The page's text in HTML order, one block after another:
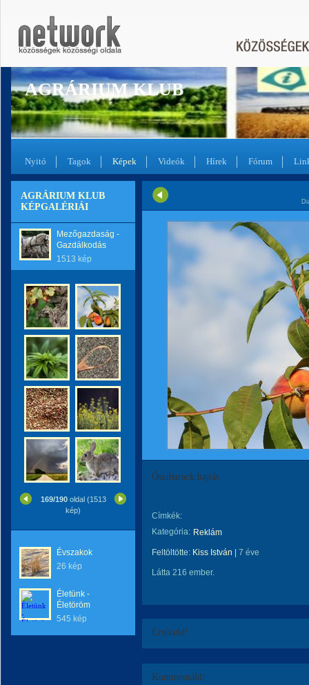
AGRÁRIUM KLUB
Nyitó Tagok Képek Videók Hírek Fórum
AGRÁRIUM KLUB
KÉPGALÉRIÁI
Mezőgazdaság -
Gazdálkodás
1513 kép
169/190oldal (1513
kép)
Évszakok
26 kép
Életünk -
Életöröm
545 kép
Őszibarack hajtás
Címkék:
Kategória: Reklám
Feltöltötte: Kiss István 7 éve
Látta 216 ember.
Értékeld!
Kommentáld!